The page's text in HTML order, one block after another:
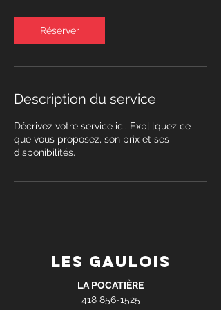
i
n
Réserver
Description du service
Décrivez votre service ici. Explilquez ce
que vous proposez, son prix et ses
disponibilités.
les gaulois
LA POCATIÈRE
418 856-1525